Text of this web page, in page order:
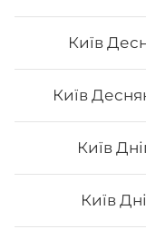
Київ
Київ
Київ
Київ